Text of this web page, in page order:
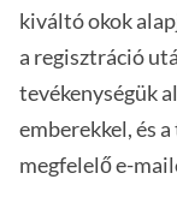
kiváltó okok
a regisztráció
tevékenységük
emberekkel, és
megfelelő e-